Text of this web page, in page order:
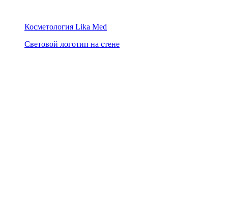
Косметология Lika Med
Световой логотип на стене